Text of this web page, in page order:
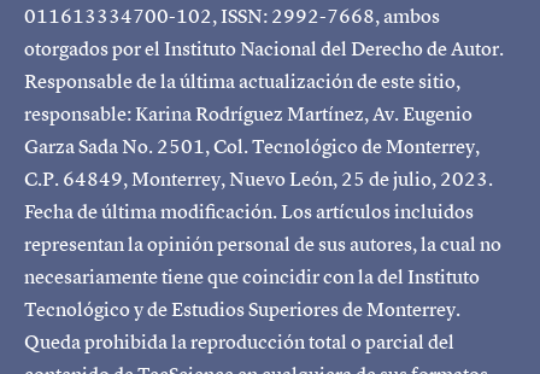
011613334700-102, ISSN: 2992-7668, ambos
otorgados por el Instituto Nacional del Derecho de Autor.
Responsable de la última actualización de este sitio,
responsable: Karina Rodríguez Martínez, Av. Eugenio
Garza Sada No. 2501, Col. Tecnológico de Monterrey,
C.P. 64849, Monterrey, Nuevo León, 25 de julio, 2023.
Fecha de última modificación. Los artículos incluidos
representan la opinión personal de sus autores, la cual no
necesariamente tiene que coincidir con la del Instituto
Tecnológico y de Estudios Superiores de Monterrey.
Queda prohibida la reproducción total o parcial del